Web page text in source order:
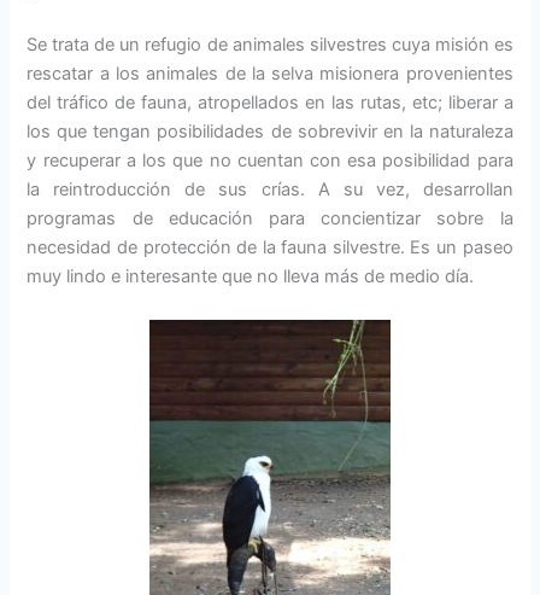
Se trata de un refugio de animales silvestres cuya misión es
rescatar a los animales de la selva misionera provenientes
del tráfico de fauna, atropellados en las rutas, etc; liberar a
los que tengan posibilidades de sobrevivir en la naturaleza
y recuperar a los que no cuentan con esa posibilidad para
la reintroducción de sus crías. A su vez, desarrollan
programas de educación para concientizar sobre la
necesidad de protección de la fauna silvestre. Es un paseo
muy lindo e interesante que no lleva más de medio día.